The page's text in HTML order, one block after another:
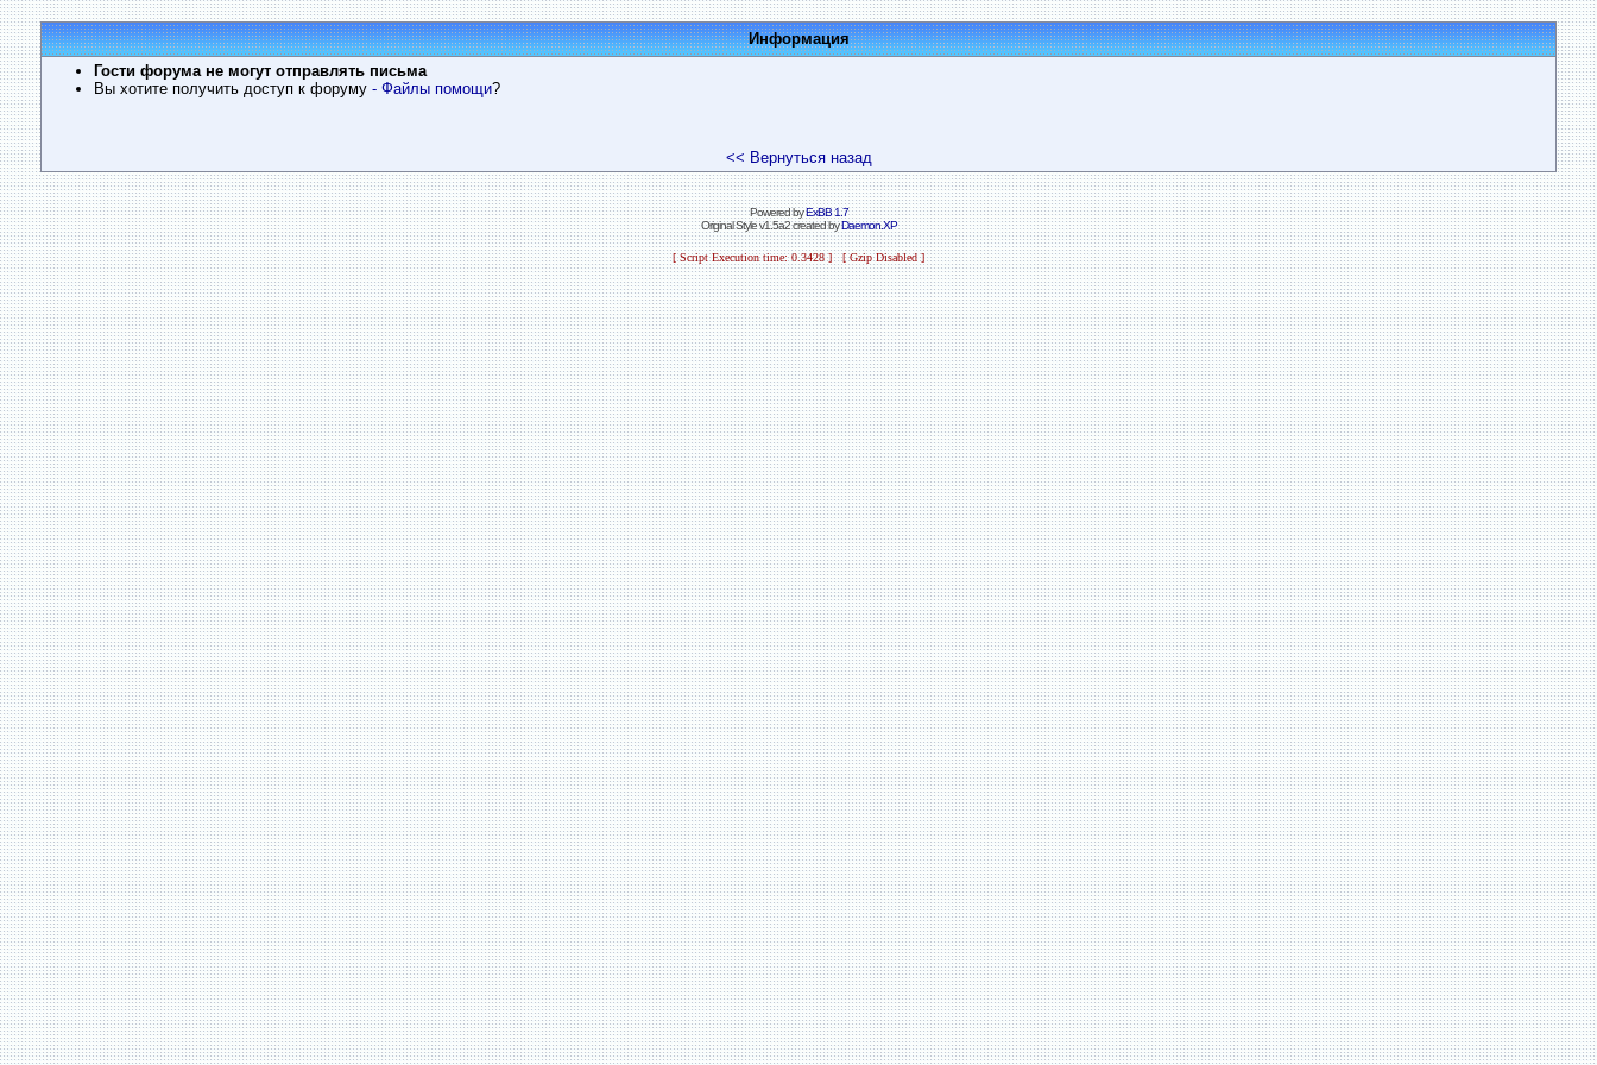
Информация
Гости форума не могут отправлять письма
Вы хотите получить доступ к форуму - Файлы помощи?
<< Вернуться назад
Powered byExBB 1.7
Original Style v1.5a2 created byDaemon.XP
[ Script Execution time: 0.3428 ] [ Gzip Disabled ]